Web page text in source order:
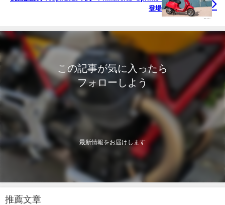
登場
この記事が気に入ったら
フォローしよう
最新情報をお届けします
推薦文章